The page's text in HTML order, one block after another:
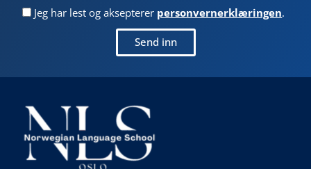
Jeg har lest og aksepterer personvernerklæringen.
Send inn